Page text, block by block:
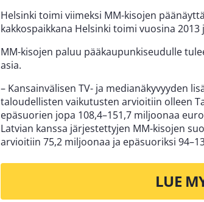
Helsinki toimi viimeksi MM-kisojen
kakkospaikkana Helsinki toimi vuosina 2013
MM-kisojen paluu pääkaupunkiseudulle
asia.
– Kansainvälisen TV- ja medianäkyvyyden
taloudellisten vaikutusten arvioitiin olleen
epäsuorien jopa 108,4–151,7 miljoonaa
Latvian kanssa järjestettyjen MM-kisojen
arvioitiin 75,2 miljoonaa ja epäsuoriksi
LUE